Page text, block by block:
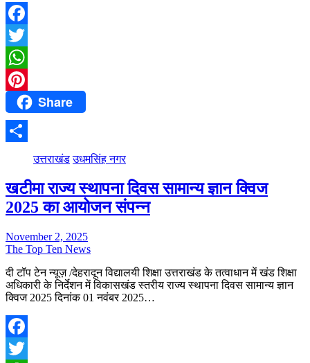
Facebook
Twitter
WhatsApp
PinterestShare
उत्तराखंड उधमसिंह नगर
खटीमा राज्य स्थापना दिवस सामान्य ज्ञान क्विज
2025 का आयोजन संपन्न
November 2, 2025
The Top Ten News
दी टॉप टेन न्यूज़ /देहरादून विद्यालयी शिक्षा उत्तराखंड के तत्वाधान में खंड शिक्षा
अधिकारी के निर्देशन में विकासखंड स्तरीय राज्य स्थापना दिवस सामान्य ज्ञान
क्विज 2025 दिनांक 01 नवंबर 2025…
Facebook